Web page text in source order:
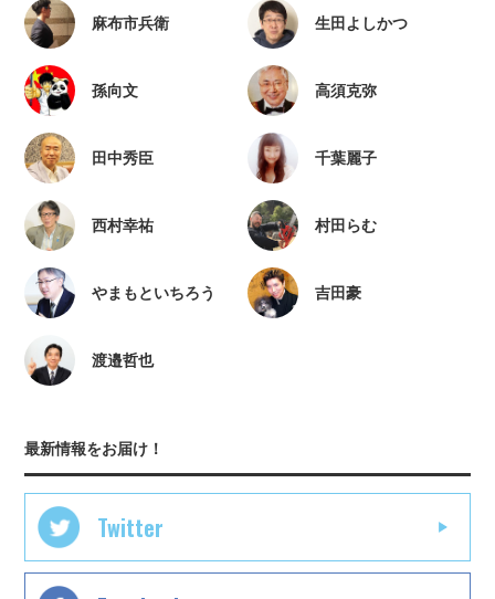
麻布市兵衛 生田よしかつ
孫向文 高須克弥
田中秀臣 千葉麗子
西村幸祐 村田らむ
やまもといちろう 吉田豪
渡邉哲也
最新情報をお届け！
Twitter